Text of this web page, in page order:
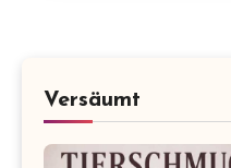
Versäumt